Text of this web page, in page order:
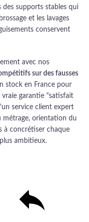
des supports stables qui
et les lavages
conservent
avec nos
sur des fausses
stock en France pour
vraie garantie "satisfait
service client expert
métrage, orientation du
à concrétiser chaque
ambitieux.